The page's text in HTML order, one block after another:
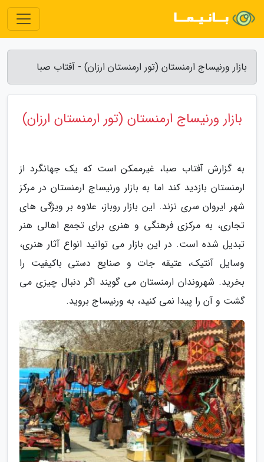
بازار ورنیساج ارمنستان (تور ارمنستان ارزان) - آفتاب صبا
بازار ورنیساج ارمنستان (تور ارمنستان ارزان)
به گزارش آفتاب صبا، غیرممکن است که یک جهانگرد از
ارمنستان بازدید کند اما به بازار ورنیساج ارمنستان در مرکز
شهر ایروان سری نزند. این بازار روباز، علاوه بر ویژگی های
تجاری، به مرکزی فرهنگی و هنری برای تجمع اهالی هنر
تبدیل شده است. در این بازار می توانید انواع آثار هنری،
وسایل آنتیک، عتیقه جات و صنایع دستی باکیفیت را
بخرید. شهروندان ارمنستان می گویند اگر دنبال چیزی می
گشت و آن را پیدا نمی کنید، به ورنیساج بروید.